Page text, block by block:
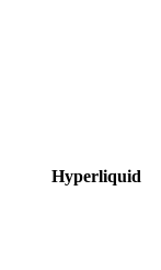
Hyperliquid